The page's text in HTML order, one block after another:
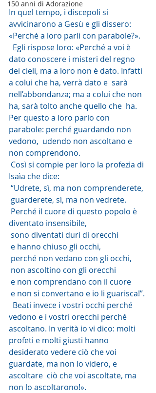
150 anni di Adorazione
In quel tempo, i discepoli si
avvicinarono a Gesù e gli dissero:
«Perché a loro parli con parabole?».
dato conoscere i misteri del regno
dei cieli, ma a loro non è dato. Infatti
a colui che ha, verrà dato e  sarà
nell’abbondanza; ma a colui che non
ha, sarà tolto anche quello che  ha.
Per questo a loro parlo con
parabole: perché guardando non
vedono,  udendo non ascoltano e
non comprendono.
Isaìa che dice:
“Udrete, sì, ma non comprenderete,
guarderete, sì, ma non vedrete.
diventato insensibile,
sono diventati duri di orecchi
e hanno chiuso gli occhi,
perché non vedano con gli occhi,
non ascoltino con gli orecchi
e non comprendano con il cuore
e non si convertano e io li guarisca!”.
vedono e i vostri orecchi perché
ascoltano. In verità io vi dico: molti
profeti e molti giusti hanno
desiderato vedere ciò che voi
guardate, ma non lo videro, e
ascoltare  ciò che voi ascoltate, ma
non lo ascoltarono!».